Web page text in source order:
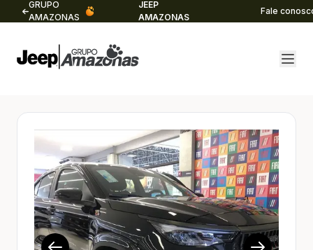
GRUPO
AMAZONAS
JEEP
AMAZONAS
Fale
1/16